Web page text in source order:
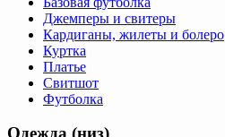
Джемперы и свитеры
Кардиганы, жилеты и болеро
Куртка
Платье
Свитшот
Футболка